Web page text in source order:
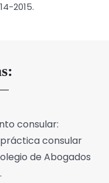
2015.
consular:
consular
de Abogados